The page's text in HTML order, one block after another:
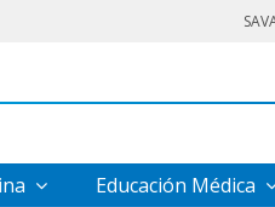
Educación Médica